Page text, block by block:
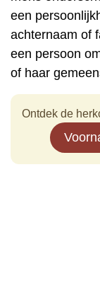
een
achternaam of
een persoon
of haar
Ontdek de